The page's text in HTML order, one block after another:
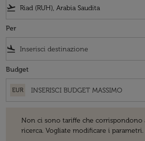
flight_takeoff
Per
flight_land
Budget
EUR
Non ci sono tariffe che corrispondono
ricerca. Vogliate modificare i parametri.